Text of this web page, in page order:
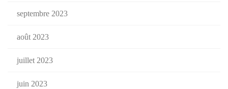
septembre 2023
août 2023
juillet 2023
juin 2023